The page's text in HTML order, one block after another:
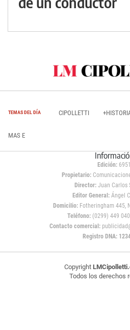
TEMAS DEL DÍA CIPOLLETTI
MAS E
Edición: 6951
Propietario:
Director: Juan Carlos
Editor General:Ángel
Domicilio:Fotheringham 445,
Teléfono: (0299) 449
Contacto comercial:
Registro DNA:
Copyright
Todos los derechos